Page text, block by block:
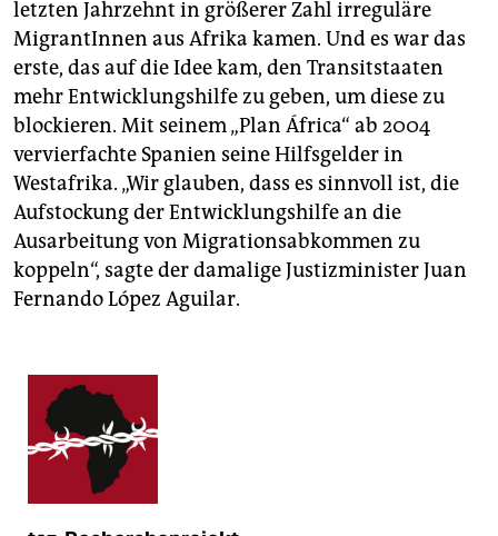
letzten Jahrzehnt in größerer Zahl irreguläre
MigrantInnen aus Afrika kamen. Und es war das
erste, das auf die Idee kam, den Transitstaaten
mehr Entwicklungshilfe zu geben, um diese zu
blockieren. Mit seinem „Plan África“ ab 2004
vervierfachte Spanien seine Hilfsgelder in
Westafrika. „Wir glauben, dass es sinnvoll ist, die
Aufstockung der Entwicklungshilfe an die
Ausarbeitung von Migrationsabkommen zu
koppeln“, sagte der damalige Justizminister Juan
Fernando López Aguilar.